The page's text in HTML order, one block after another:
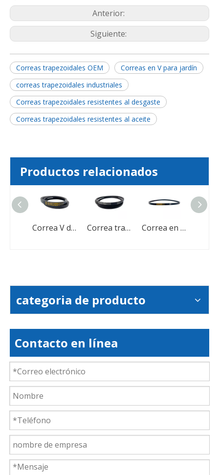
Anterior:
Siguiente:
Correas trapezoidales OEM
Correas en V para jardín
correas trapezoidales industriales
Correas trapezoidales resistentes al desgaste
Correas trapezoidales resistentes al aceite
Productos relacionados
Correa V de goma de velocidad variable con dientes para cosechadora Correa trapezoidal de transmisión de potencia con correa en V envuelta en caucho para la industria de alta eficiencia de transmisión Correa en V envuelta en caucho para transmisión para una mejor distribución de la carga
categoria de producto
Contacto en línea